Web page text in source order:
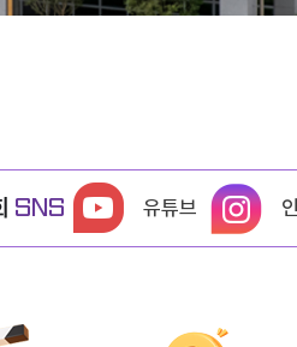
SNS 유튜브